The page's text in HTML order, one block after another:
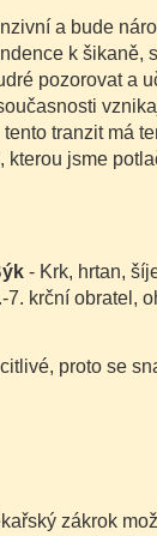
a bude
k šikaně,
pozorovat a
tranzit má
kterou jsme
- Krk, hrtan,
krční obratel,
proto se
zákrok